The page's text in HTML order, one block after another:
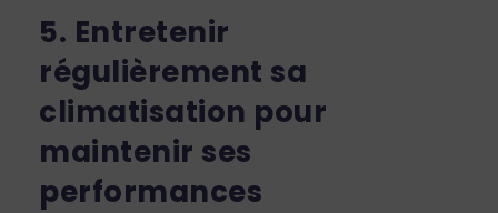
5. Entretenir
régulièrement sa
climatisation pour
maintenir ses
performances